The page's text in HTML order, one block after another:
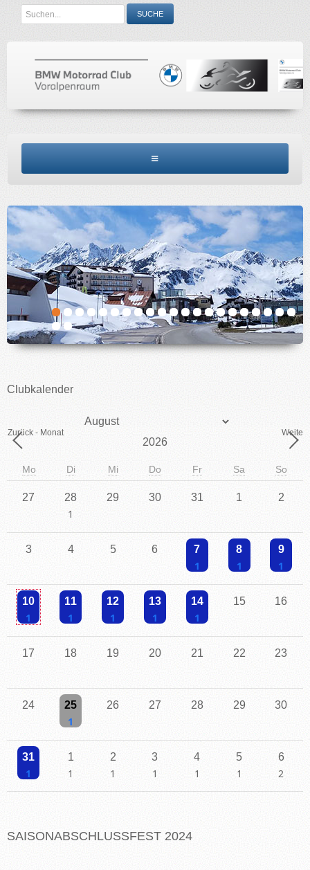
Search
...
SUCHE
CLUBINFO
TERMINE
ACCESSORIES
KONTAKT
IMPRESSUM
Clubkalender
Zurück - Monat
Monat
Weiter
Mo Di Mi Do Fr Sa So
27 28 29 30 31 1 2
3 4 5 6 7
Einzelne Veranstaltung
8 9
10 11 12 13 14 15 16
17 18 19 20 21 22 23
24 25 26 27 28 29 30
31 1 2 3 4 5 6
SAISONABSCHLUSSFEST 2024